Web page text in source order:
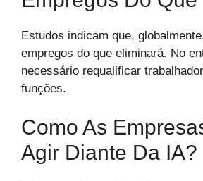
Estudos indicam que,
empregos do que eliminará. No
necessário requalificar
funções.
Como As
Agir Diante Da IA?